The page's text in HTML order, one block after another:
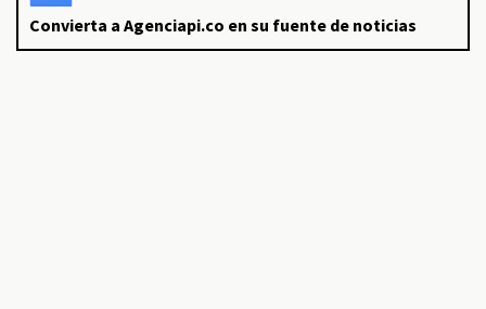
Convierta a Agenciapi.co en su fuente de noticias